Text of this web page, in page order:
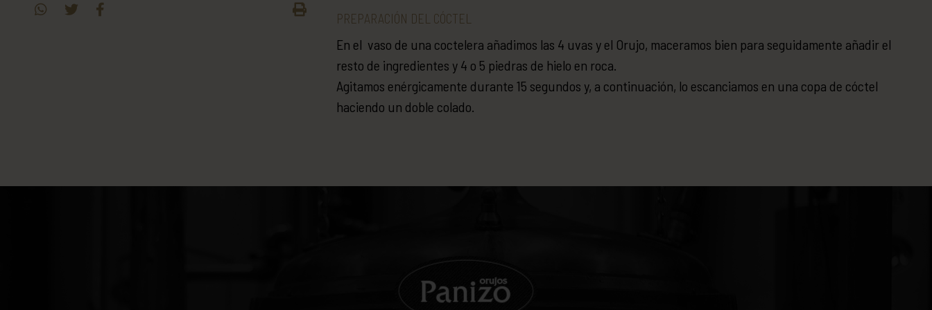
PREPARACIÓN DEL CÓCTEL
En el vaso de una coctelera añadimos las 4 uvas y el Orujo, maceramos bien para seguidamente añadir el
resto de ingredientes y 4 o 5 piedras de hielo en roca.
Agitamos enérgicamente durante 15 segundos y, a continuación, lo escanciamos en una copa de cóctel
haciendo un doble colado.